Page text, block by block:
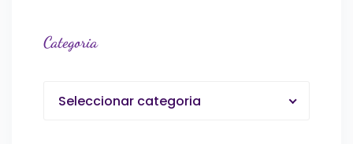
Categoria
Seleccionar categoria